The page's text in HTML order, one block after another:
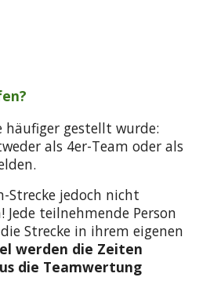
häufiger gestellt wurde:
als 4er-Team oder als
Strecke jedoch nicht
Jede teilnehmende Person
Strecke in ihrem eigenen
werden die Zeiten
die Teamwertung